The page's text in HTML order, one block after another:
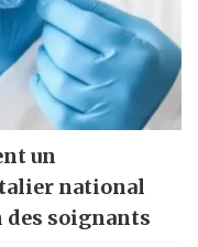
un
national
soignants